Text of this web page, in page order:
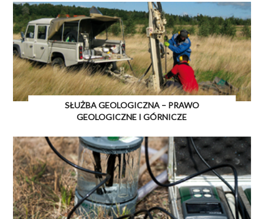
SŁUŻBA GEOLOGICZNA – PRAWO
GEOLOGICZNE I GÓRNICZE